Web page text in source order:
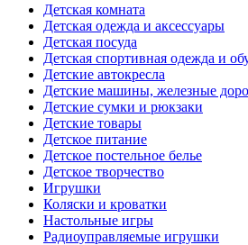
Детская комната
Детская одежда и аксессуары
Детская посуда
Детская спортивная одежда и
Детские автокресла
Детские машины, железные
Детские сумки и рюкзаки
Детские товары
Детское питание
Детское постельное белье
Детское творчество
Игрушки
Коляски и кроватки
Настольные игры
Радиоуправляемые игрушки